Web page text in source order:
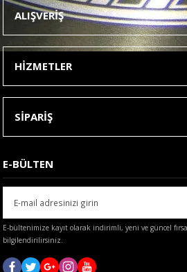
Ürün resmi kalitesiz, bozuk veya
Ürün açıklamasında eksik bilgiler
Ürün bilgilerinde hatalar bulunuyor.
Ürün fiyatı diğer sitelerden daha pahalı.
Bu ürüne benzer farklı alternatifler
Gönder
ALIŞVERİŞ
HİZMETLER
SİPARİŞ
E-BÜLTEN
E-bültenimize kayıt olarak indirimli, yeni ve güncel
bilgilendirilirsiniz.